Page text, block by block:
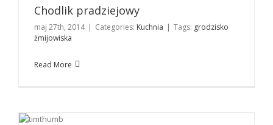
Chodlik pradziejowy
maj 27th, 2014 | Categories: Kuchnia | Tags: grodzisko
żmijowiska
Read More
Warsztaty archeologii doświadczalnej 2014